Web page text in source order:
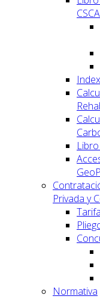
Privada y
Normativa